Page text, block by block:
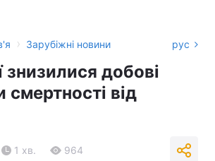
› Зарубіжні новини рус
знизилися добові
смертності від
1 хв. 964